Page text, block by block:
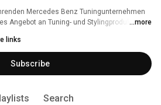
Mercedes Benz Tuningunternehmen
Angebot an Tuning- und Stylingprodukten.
...more
links
Subscribe
Search